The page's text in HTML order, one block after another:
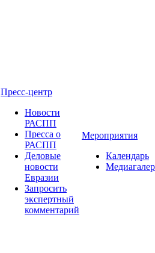
Пресс-центр
Новости
РАСПП
Пресса о
РАСПП
Деловые
новости
Евразии
Запросить
экспертный
комментарий
Мероприятия
Календарь